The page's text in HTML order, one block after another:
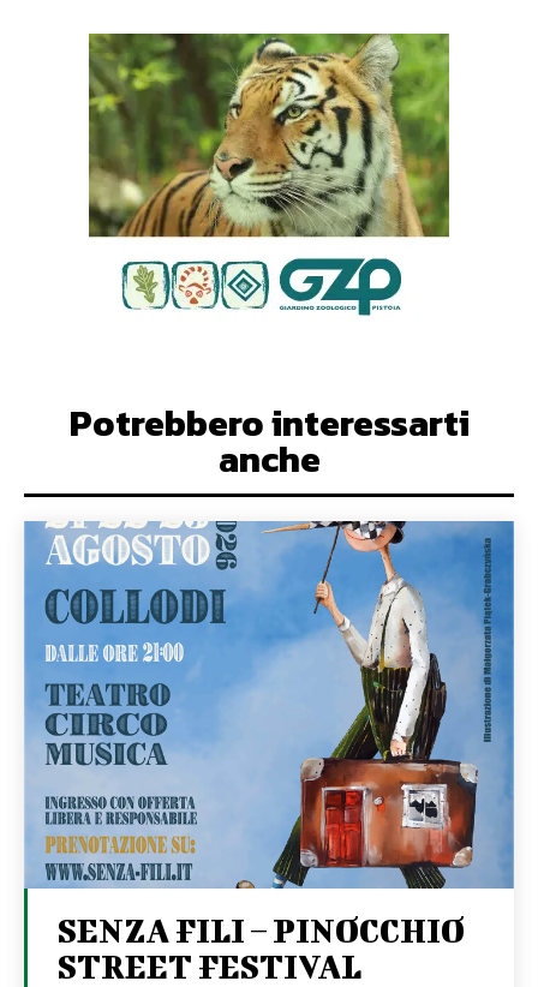
Potrebbero interessarti
anche
SENZA FILI – PINOCCHIO
STREET FESTIVAL